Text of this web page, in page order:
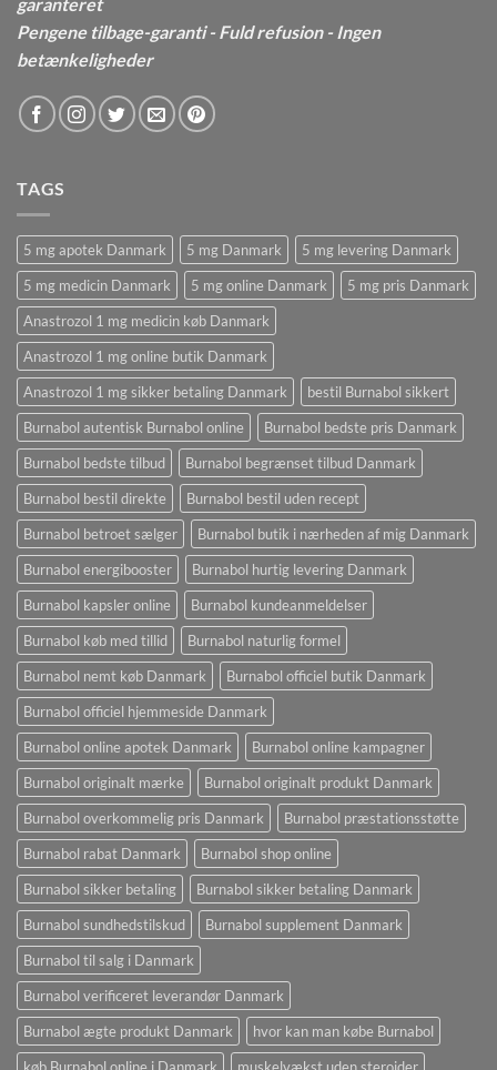
Pengene tilbage-garanti - Fuld refusion - Ingen
betænkeligheder
TAGS
5 mg apotek Danmark 5 mg Danmark
5 mg levering Danmark
5 mg medicin Danmark
5 mg online Danmark
5 mg pris Danmark
Anastrozol 1 mg medicin køb Danmark
Anastrozol 1 mg online butik Danmark
Anastrozol 1 mg sikker betaling Danmark
bestil Burnabol sikkert
Burnabol autentisk Burnabol online
Burnabol bedste pris Danmark
Burnabol bedste tilbud
Burnabol begrænset tilbud Danmark
Burnabol bestil direkte
Burnabol bestil uden recept
Burnabol betroet sælger
Burnabol butik i nærheden af ​​mig Danmark
Burnabol energibooster
Burnabol hurtig levering Danmark
Burnabol kapsler online
Burnabol kundeanmeldelser
Burnabol køb med tillid
Burnabol naturlig formel
Burnabol nemt køb Danmark
Burnabol officiel butik Danmark
Burnabol officiel hjemmeside Danmark
Burnabol online apotek Danmark
Burnabol online kampagner
Burnabol originalt mærke
Burnabol originalt produkt Danmark
Burnabol overkommelig pris Danmark
Burnabol præstationsstøtte
Burnabol rabat Danmark
Burnabol shop online
Burnabol sikker betaling
Burnabol sikker betaling Danmark
Burnabol sundhedstilskud
Burnabol supplement Danmark
Burnabol til salg i Danmark
Burnabol verificeret leverandør Danmark
Burnabol ægte produkt Danmark
hvor kan man købe Burnabol